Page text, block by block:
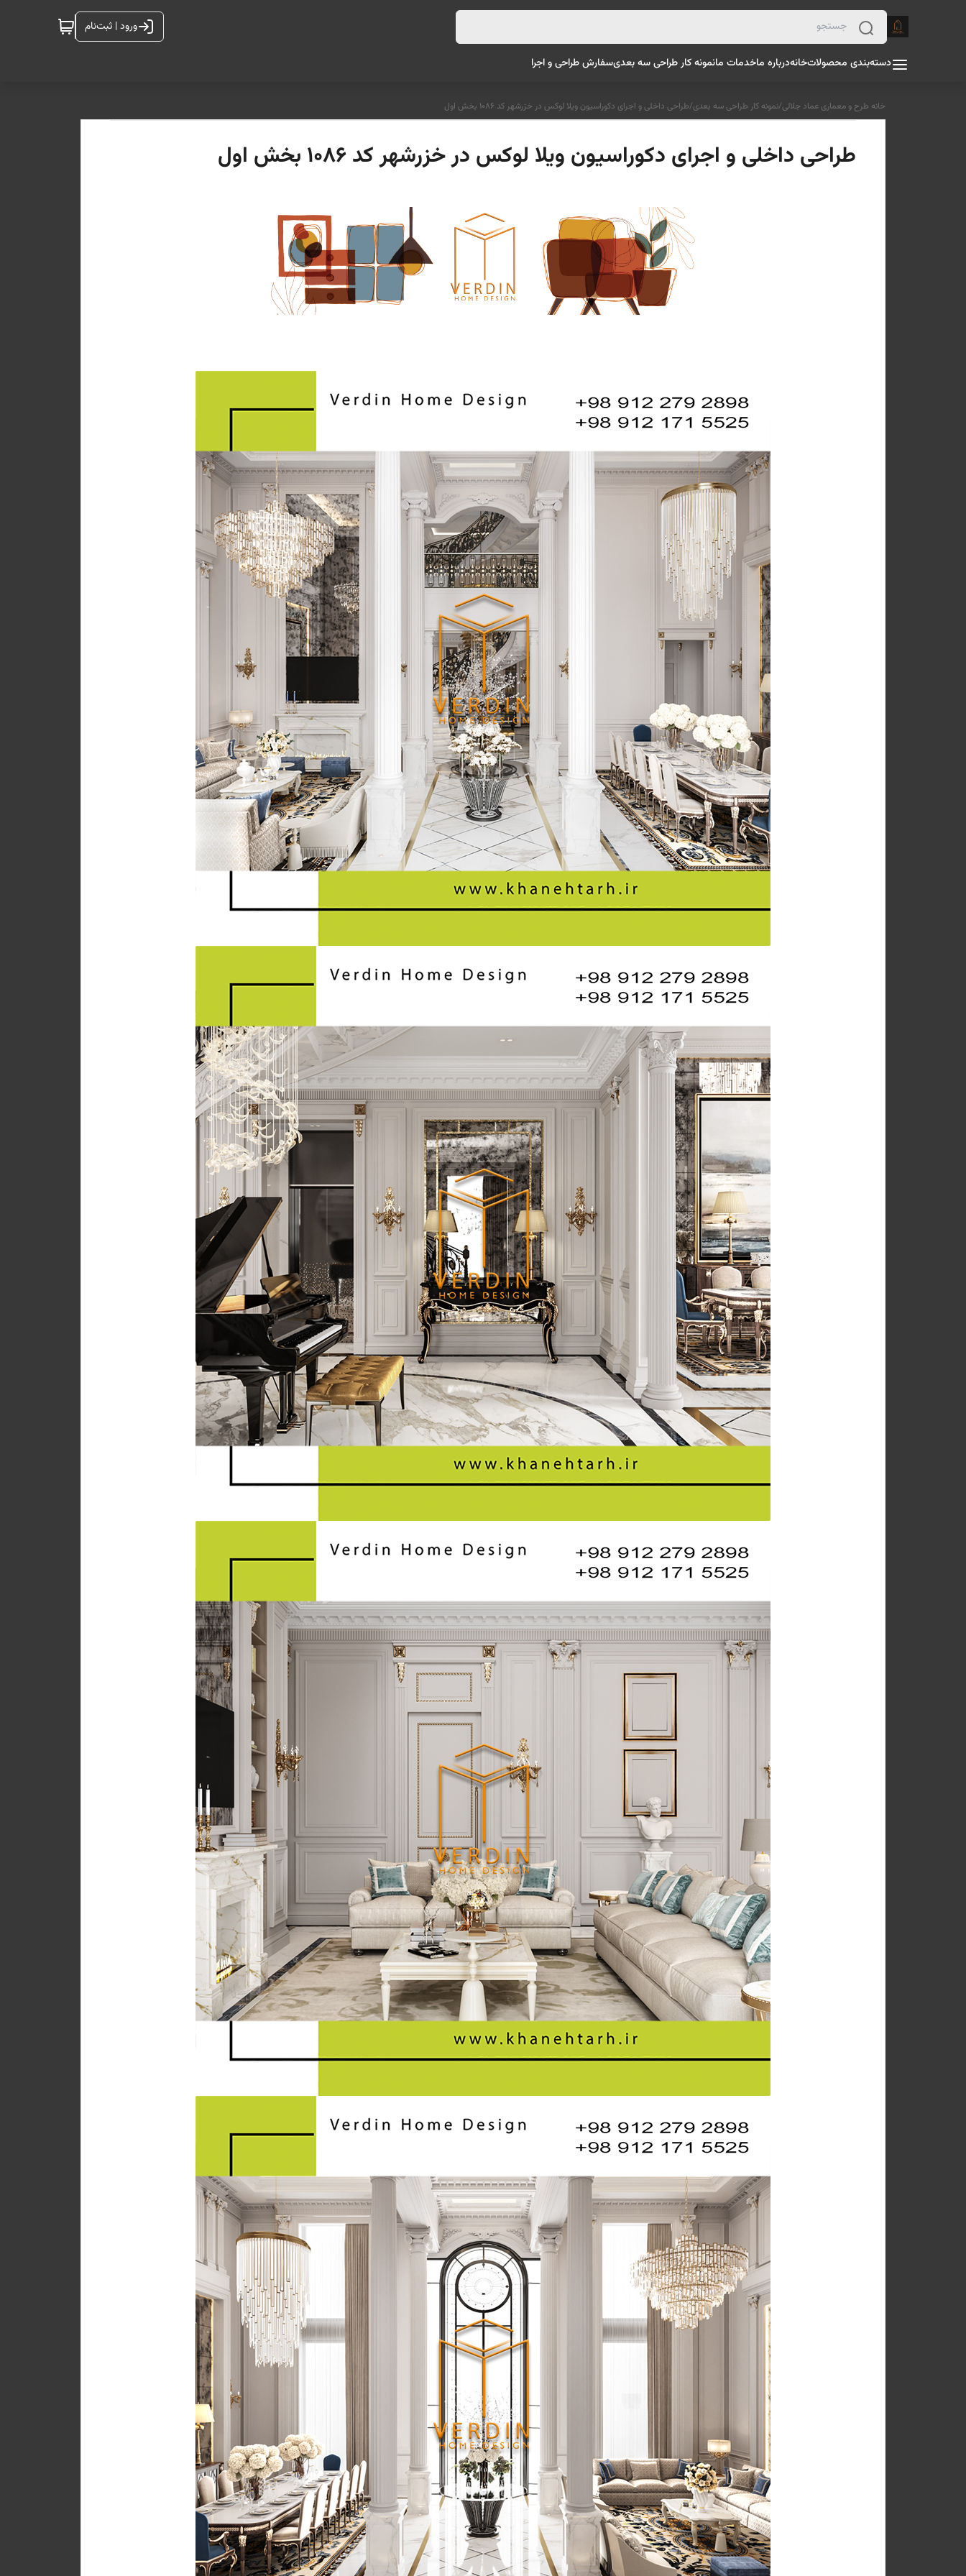
ورود | ثبت‌نام
دسته‌بندی محصولاتخانهدرباره ماخدمات مانمونه کار طراحی سه بعدیسفارش طراحی و اجرا
خانه طرح و معماری عماد جلالی/نمونه کار طراحی سه بعدی/طراحی داخلی و اجرای دکوراسیون ویلا لوکس در خزرشهر کد 1086 بخش اول
طراحی داخلی و اجرای دکوراسیون ویلا لوکس در خزرشهر کد 1086 بخش اول